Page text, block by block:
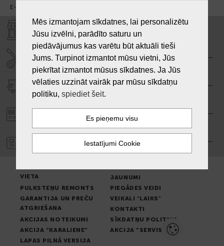
E-pasts:
VEIKALI "LAIKS"
SERVISA CENTRS "LAIKS"
PIEGĀDE
PASŪTĪJUMA APMAKSA
GARANTIJA
VIETA
JAUNUMI
PULKSTEŅU REMONTS
PIEGĀDES VEIDI
GARANTIJA UN PREČU
ATGRIEŠANA
VEIKALI "LAIKS"
KONTAKTI
AKCIJAS NOTEIKUMI
SĪKDATŅU POLITIKA
AKCIJA “KARALIENE”
AKCIJA “SERVISS”
LAPAS PILNĀ VERSIJA
Mēs izmantojam sīkdatnes, lai personalizētu
Jūsu izvēlni, parādīto saturu un
piedāvājumus kas varētu būt aktuāli tieši
Jums. Turpinot izmantot mūsu vietni, Jūs
piekrītat izmantot mūsus sīkdatnes. Ja Jūs
vēlaties uzzināt vairāk par mūsu sīkdatņu
politiku, spiediet šeit.